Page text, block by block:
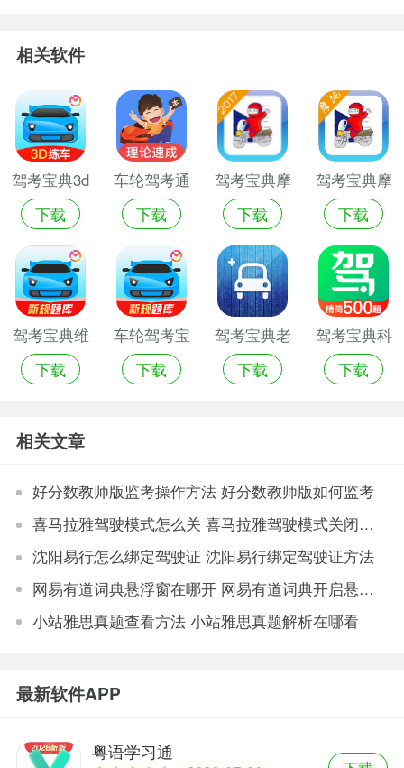
相关软件
驾考宝典3d
练车解锁版
下载
车轮驾考通
车轮驾考宝
下载
驾考宝典摩
托车手机版
下载
驾考宝典摩
托车最新版
下载
驾考宝典维
语版2022最
下载
车轮驾考宝
典2020最新
下载
驾考宝典老
版本
下载
驾考宝典科
目一app
下载
相关文章
好分数教师版监考操作方法 好分数教师版如何监考
喜马拉雅驾驶模式怎么关 喜马拉雅驾驶模式关闭教程
沈阳易行怎么绑定驾驶证 沈阳易行绑定驾驶证方法
网易有道词典悬浮窗在哪开 网易有道词典开启悬浮窗步骤
小站雅思真题查看方法 小站雅思真题解析在哪看
最新软件APP
粤语学习通